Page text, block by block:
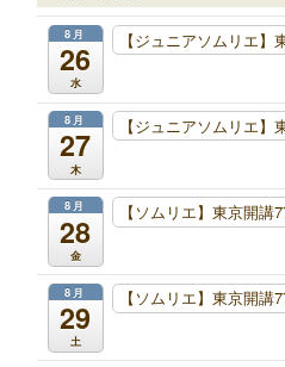
8月
26
水
【ジュニアソムリエ
8月
27
木
【ジュニアソムリエ
8月
28
金
【ソムリエ】東京開
8月
29
土
【ソムリエ】東京開